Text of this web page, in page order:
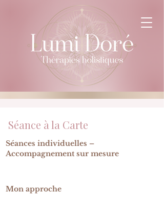
Séance à la Carte
Séances individuelles –
Accompagnement sur mesure
Mon approche